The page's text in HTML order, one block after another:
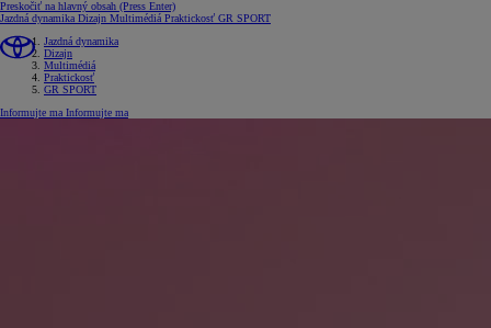
Preskočiť na hlavný obsah (Press Enter)
Jazdná dynamika Dizajn Multimédiá Praktickosť GR SPORT
Jazdná dynamika
Dizajn
Multimédiá
Praktickosť
GR SPORT
Informujte ma Informujte ma